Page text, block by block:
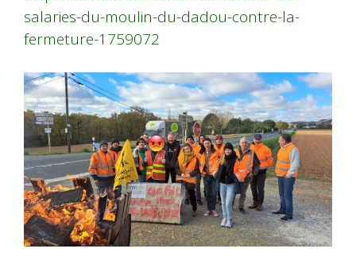
salaries-du-moulin-du-dadou-contre-la-
fermeture-1759072